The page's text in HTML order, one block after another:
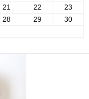
21 22
23
28 29
30